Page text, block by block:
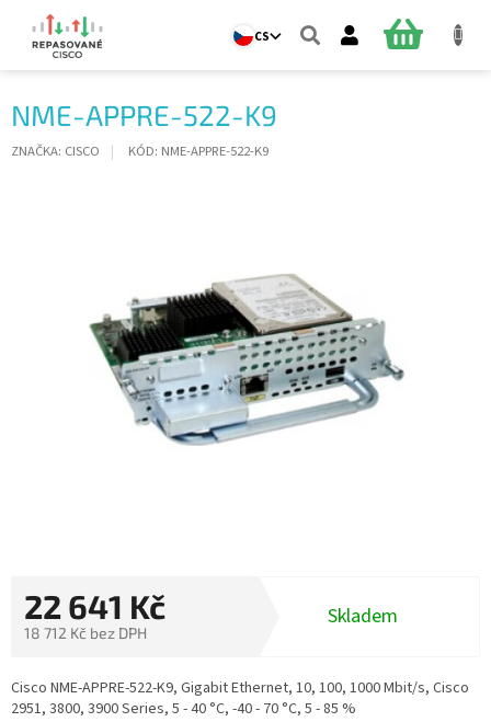
obsah
CS
NÁKUPNÍ
NME-APPRE-522-K9
ZNAČKA: CISCO KÓD: NME-APPRE-522-K9
22 641 Kč
18 712 Kč bez DPH
cena:
Skladem
Cisco NME-APPRE-522-K9, Gigabit Ethernet, 10, 100, 1000 Mbit/s, Cisco
2951, 3800, 3900 Series, 5 - 40 °C, -40 - 70 °C, 5 - 85 %